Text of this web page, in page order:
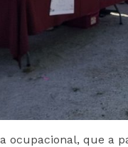
ocupacional, que a